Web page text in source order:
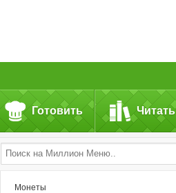
Готовить Читать
Монеты